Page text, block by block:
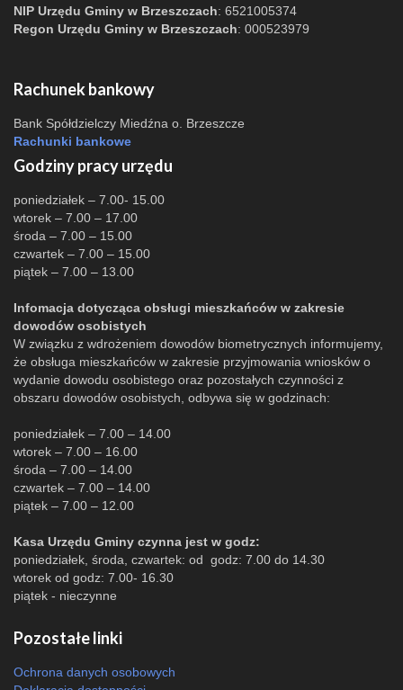
NIP Urzędu Gminy w Brzeszczach: 6521005374
Regon Urzędu Gminy w Brzeszczach: 000523979
Rachunek bankowy
Bank Spółdzielczy Miedźna o. Brzeszcze
Rachunki bankowe
Godziny pracy urzędu
poniedziałek – 7.00- 15.00
wtorek – 7.00 – 17.00
środa – 7.00 – 15.00
czwartek – 7.00 – 15.00
piątek – 7.00 – 13.00
Infomacja dotycząca obsługi mieszkańców w zakresie
dowodów osobistych
W związku z wdrożeniem dowodów biometrycznych informujemy,
że obsługa mieszkańców w zakresie przyjmowania wniosków o
wydanie dowodu osobistego oraz pozostałych czynności z
obszaru dowodów osobistych, odbywa się w godzinach:
poniedziałek – 7.00 – 14.00
wtorek – 7.00 – 16.00
środa – 7.00 – 14.00
czwartek – 7.00 – 14.00
piątek – 7.00 – 12.00
Kasa Urzędu Gminy czynna jest w godz:
poniedziałek, środa, czwartek: od godz: 7.00 do 14.30
wtorek od godz: 7.00- 16.30
piątek - nieczynne
Pozostałe linki
Ochrona danych osobowych